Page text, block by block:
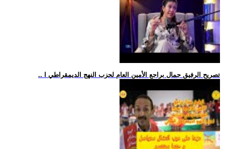
.. تصريح الرفيق جمال براجع الأمين العام لحزب النهج الديمقراطي ا